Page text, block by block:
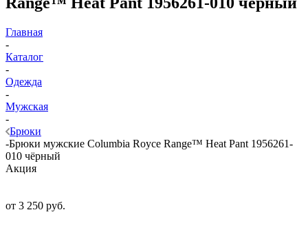
Главная
-
Каталог
-
Одежда
-
Мужская
-
Брюки
-Брюки мужские Columbia Royce Range™ Heat Pant 1956261-
010 чёрный
Акция
от 3 250 руб.